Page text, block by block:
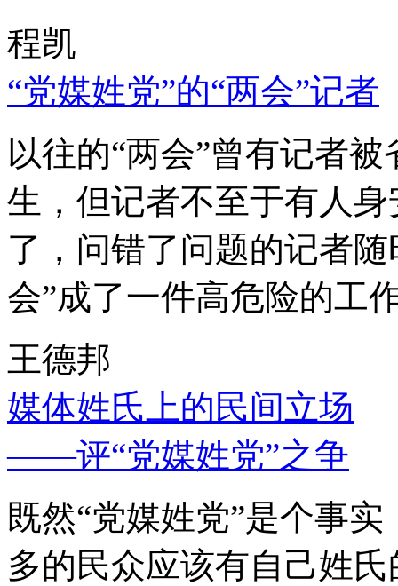
程凯
“党媒姓党”的“两会”记者
以往的“两会”曾有记者
生，但记者不至于有人
了，问错了问题的记者
会”成了一件高危险的工
王德邦
媒体姓氏上的民间立场
——评“党媒姓党”之争
既然“党媒姓党”是个事
多的民众应该有自己姓